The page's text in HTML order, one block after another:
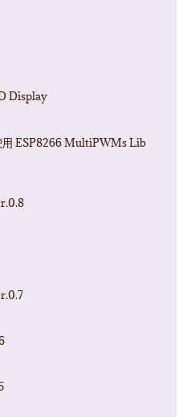
Display
用 ESP8266 MultiPWMs Lib